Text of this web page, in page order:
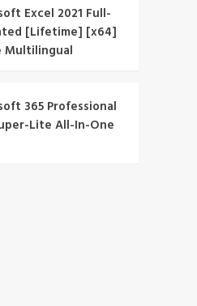
Excel 2021 Full-
[Lifetime] [x64]
Multilingual
365 Professional
Lite All-In-One